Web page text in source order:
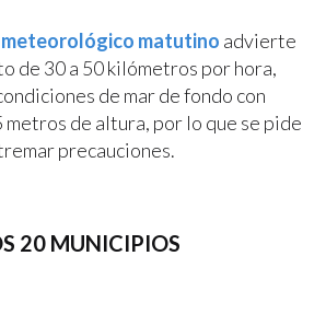
matutino advierte
de 30 a 50 kilómetros por hora,
de mar de fondo con
metros de altura, por lo que se pide
precauciones.
20 MUNICIPIOS